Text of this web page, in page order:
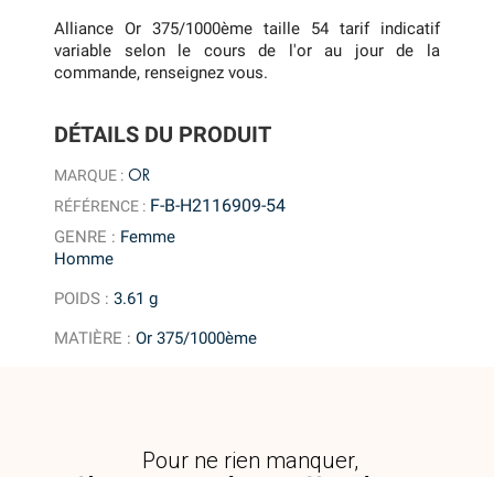
DÉTAILS DU PRODUIT
MARQUE : OR
RÉFÉRENCE : F-B-H2116909-54
GENRE : Femme
Homme
POIDS :3.61 g
MATIÈRE :Or 375/1000ème
Alliance Or 375/1000ème taille 54 tarif indicatif
variable selon le cours de l'or au jour de la
commande, renseignez vous.
Pour ne rien manquer,